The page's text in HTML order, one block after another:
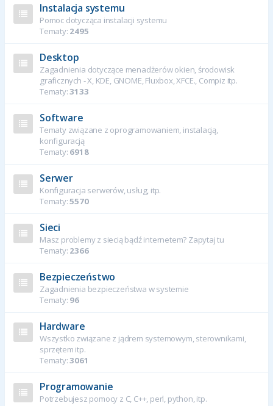
Instalacja systemu
Pomoc dotycząca instalacji systemu
Tematy: 2495
Desktop
Zagadnienia dotyczące menadżerów okien, środowisk
graficznych - X, KDE, GNOME, Fluxbox, XFCE., Compiz itp.
Tematy:3133
Software
Tematy związane z oprogramowaniem, instalacją,
konfiguracją
Tematy: 6918
Serwer
Konfiguracja serwerów, usług, itp.
Tematy:5570
Sieci
Masz problemy z siecią bądź internetem? Zapytaj tu
Tematy: 2366
Bezpieczeństwo
Zagadnienia bezpieczeństwa w systemie
Tematy: 96
Hardware
Wszystko związane z jądrem systemowym, sterownikami,
sprzętem itp.
Tematy:3061
Programowanie
Potrzebujesz pomocy z C, C++, perl, python, itp.